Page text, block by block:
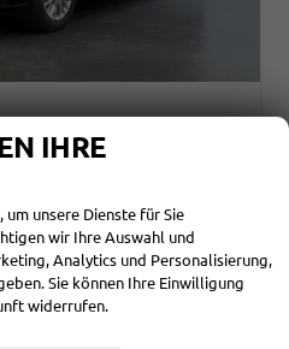
0E - Midnight Black Met.
IHRE
um unsere Dienste für Sie
wir Ihre Auswahl und
Analytics und Personalisierung,
Sie können Ihre Einwilligung
widerrufen.